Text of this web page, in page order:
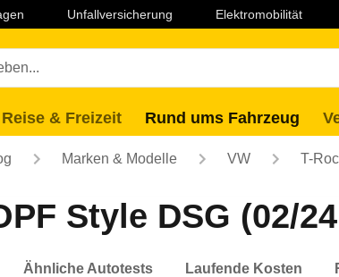
Unfallversicherung Elektromobilität
Reise & Freizeit Rund ums Fahrzeug
Marken & Modelle VW T-Roc
Style DSG (02/
Ähnliche Autotests Laufende Kosten